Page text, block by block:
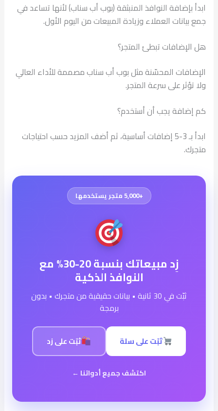
ابدأ بإضافة النوافذ المنبثقة (بوب أب سناب) لأنها تساعد في
جمع بيانات العملاء وزيادة المبيعات من اليوم الأول.
هل الإضافات تبطئ المتجر؟
الإضافات المحسّنة مثل بوب أب سناب مصممة للأداء العالي
ولا تؤثر على سرعة المتجر.
كم إضافة يجب أن أستخدم؟
ابدأ بـ 3-5 إضافات أساسية، ثم أضف المزيد حسب احتياجات
متجرك.
+5,000 متجر يستخدمها
زِد مبيعاتك بنسبة 20-30% مع
النوافذ الذكية
ثبّت في 30 ثانية • بيانات حقيقية من متجرك • بدون
برمجة
ثبّت على سلة ثبّت على زد
اكتشف جميع أدواتنا ←